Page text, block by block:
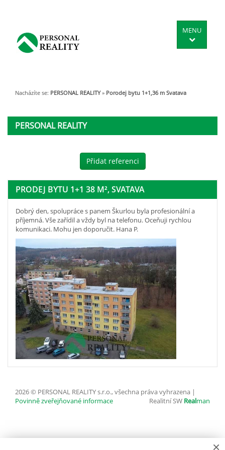
MENU
Nacházíte se: PERSONAL REALITY » Porodej bytu 1+1,36 m Svatava
PERSONAL REALITY
Přidat referenci
PRODEJ BYTU 1+1 38 M², SVATAVA
Dobrý den, spolupráce s panem Škurlou byla profesionální a
příjemná. Vše zařídil a vždy byl na telefonu. Oceňuji rychlou
komunikaci. Mohu jen doporučit. Hana P.
2026 © PERSONAL REALITY s.r.o., všechna práva vyhrazena |
Povinně zveřejňované informace
Realitní SW Realman
×